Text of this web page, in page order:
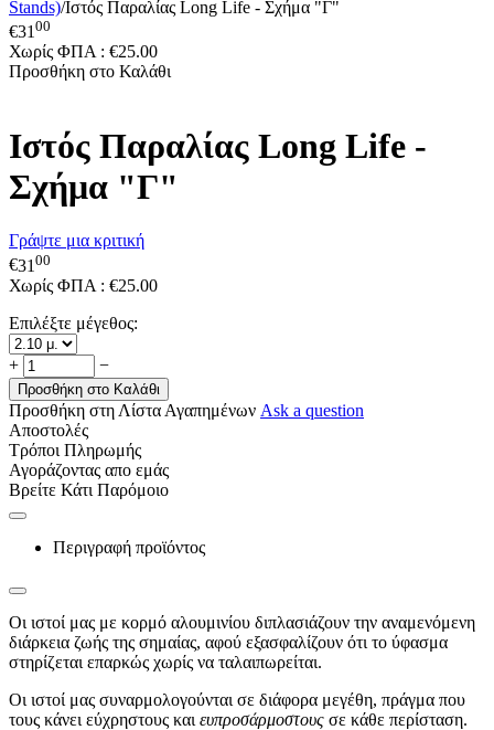
Stands)/Ιστός Παραλίας Long Life - Σχήμα "Γ"
€31 00
Χωρίς ΦΠΑ : €25.00
Προσθήκη στο Καλάθι
Ιστός Παραλίας Long Life -
Σχήμα "Γ"
Γράψτε μια κριτική
€31 00
Χωρίς ΦΠΑ : €25.00
Επιλέξτε μέγεθος:
+ −
Προσθήκη στο Καλάθι
Προσθήκη στη Λίστα Αγαπημένων Ask a question
Αποστολές
Τρόποι Πληρωμής
Αγοράζοντας απο εμάς
Βρείτε Κάτι Παρόμοιο
Περιγραφή προϊόντος
Oι ιστοί μας με κορμό αλουμινίου διπλασιάζουν την αναμενόμενη
διάρκεια ζωής της σημαίας, αφού εξασφαλίζουν ότι το ύφασμα
στηρίζεται επαρκώς χωρίς να ταλαιπωρείται.
Οι ιστοί μας συναρμολογούνται σε διάφορα μεγέθη, πράγμα που
τους κάνει εύχρηστους και ευπροσάρμοστους σε κάθε περίσταση.